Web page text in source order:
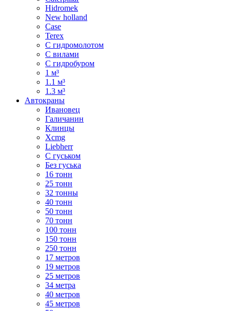
Hidromek
New holland
Case
Terex
С гидромолотом
С вилами
С гидробуром
1 м³
1.1 м³
1.3 м³
Автокраны
Ивановец
Галичанин
Клинцы
Xcmg
Liebherr
С гуськом
Без гуська
16 тонн
25 тонн
32 тонны
40 тонн
50 тонн
70 тонн
100 тонн
150 тонн
250 тонн
17 метров
19 метров
25 метров
34 метра
40 метров
45 метров